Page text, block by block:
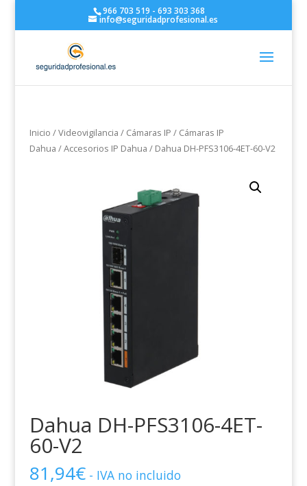
966 703 519 - 693 303 368
info@seguridadprofesional.es
Inicio /Videovigilancia / Cámaras IP / Cámaras IP
Dahua /Accesorios IP Dahua / Dahua DH-PFS3106-4ET-60-V2
Dahua DH-PFS3106-4ET-
60-V2
81,94€ - IVA no incluido